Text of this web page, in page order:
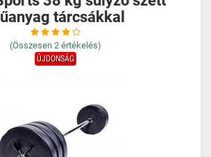
tárcsákkal
(Összesen 2 értékelés)
ÚJDONSÁG